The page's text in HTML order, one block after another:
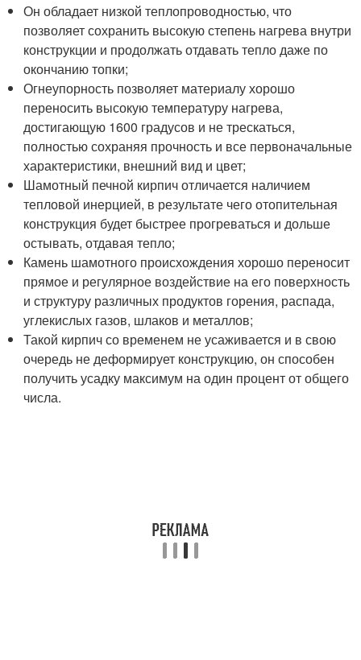
Он обладает низкой теплопроводностью, что
позволяет сохранить высокую степень нагрева внутри
конструкции и продолжать отдавать тепло даже по
окончанию топки;
Огнеупорность позволяет материалу хорошо
переносить высокую температуру нагрева,
достигающую 1600 градусов и не трескаться,
полностью сохраняя прочность и все первоначальные
характеристики, внешний вид и цвет;
Шамотный печной кирпич отличается наличием
тепловой инерцией, в результате чего отопительная
конструкция будет быстрее прогреваться и дольше
остывать, отдавая тепло;
Камень шамотного происхождения хорошо переносит
прямое и регулярное воздействие на его поверхность
и структуру различных продуктов горения, распада,
углекислых газов, шлаков и металлов;
Такой кирпич со временем не усаживается и в свою
очередь не деформирует конструкцию, он способен
получить усадку максимум на один процент от общего
числа.